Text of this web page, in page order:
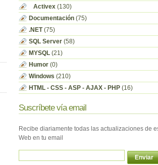
Activex(130)
Documentación(75)
.NET(75)
SQL Server(58)
MYSQL(21)
Humor(0)
Windows (210)
HTML - CSS - ASP - AJAX - PHP(16)
Suscríbete vía email
Recibe diariamente todas las actualizaciones de
Web en tu email